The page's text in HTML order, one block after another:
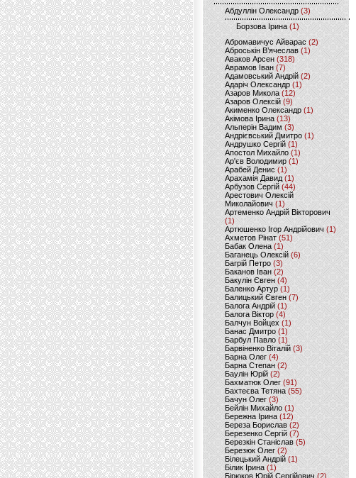
Абдуллін Олександр (3)
Борзова Ірина(1)
Абромавичус Айварас (2)
Аброськін В’ячеслав(1)
Аваков Арсен (318)
Аврамов Іван (7)
Адамовський Андрій(2)
Адаріч Олександр (1)
Азаров Микола (12)
Азаров Олексій (9)
Акименко Олександр(1)
Акімова Ірина(13)
Альперін Вадим (3)
Андрієвський Дмитро(1)
Андрушко Сергій(1)
Апостол Михайло(1)
Ар'єв Володимир (1)
Арабей Денис(1)
Арахамія Давид (1)
Арбузов Сергій (44)
Арестович Олексій
Миколайович(1)
Артеменко Андрій Вікторович
(1)
Артюшенко Ігор Андрійович(1)
Ахметов Рінат(51)
Бабак Олена(1)
Баганець Олексій(6)
Багрій Петро (3)
Баканов Іван(2)
Бакулін Євген (4)
Баленко Артур(1)
Балицький Євген(7)
Балога Андрій (1)
Балога Віктор (4)
Балчун Войцех (1)
Банас Дмитро (1)
Барбул Павло(1)
Барвіненко Віталій(3)
Барна Олег (4)
Барна Степан (2)
Баулін Юрій (2)
Бахматюк Олег (91)
Бахтеєва Тетяна(55)
Бачун Олег (3)
Бейлін Михайло (1)
Бережна Ірина(12)
Береза Борислав(2)
Березенко Сергій (7)
Березкін Станіслав (5)
Березюк Олег(2)
Білецький Андрій (1)
Білик Ірина (1)
Бірюков Юрій Сергійович (2)